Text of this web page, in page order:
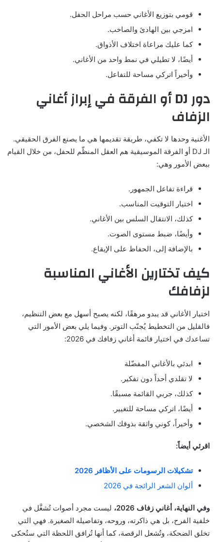
قومي بتوزيع الأغاني حسب مراحل الحفل.
امزجي بين الهادئ والصاخب.
كما عليك مراعاة اختلاف الأذواق.
أيضًا، لا تطيلي في نمط واحد من الأغاني.
وأخيراً اتركي مساحة للتفاعل.
دور DJ أو الفرقة في إبراز أغاني
الزفاف
الأغنية وحدها لا تكفي، طريقة تقديمها هي ما يصنع الفرق الحقيقي.
الـ DJ أو الفرقة الموسيقية هم العقل المنظّم للحفل، من خلال القيام
ببعض الأمور وهي:
قراءة تفاعل الجمهور.
اختيار التوقيت المناسب.
كذلك، الانتقال السلس بين الأغاني.
وأيضًا، ضبط مستوى الصوت.
بالإضافة إلى، الحفاظ على الإيقاع.
كيف تختارين الأغاني المناسبة
لزفافك
اختيار الأغاني قد يبدو مرهقًا، لكنه يصبح أسهل مع بعض التنظيم،
فالقليل من التخطيط يُجنّب التوتر. وفيما يلي بعض الأمور التي
تساعدك في اختيار قائمة أغاني زفافك في 2026:
ابدئي بالأغاني المفضّلة
لا تقلدي أحداً دون تفكير.
كذلك، جربي القائمة مسبقًا.
أيضًا، اتركي مساحة للتغيير.
وأخيراً، كوني واثقة بذوقك الشخصي.
اقرئي أيضاً:
تشكيلات الرسومات على الأظافر 2026
ألوان الشعر الرائجة في 2026
وفي النهاية، أغاني زفاف 2026،
ليست مجرد أصوات تُشغَّل في
خلفية الفرح، بل هي ذاكرته، وروحه، وتفاصيله الصغيرة. فهي التي
تخلق الضحكة، وتُشعل الرقصة، كما أنها تُرافق اللحظة التي ستُحكى